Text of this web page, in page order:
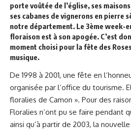
porte voûtée de l’église, ses
ses cabanes de vignerons en pierre
notre département. Le 3ème week-
floraison est à son apogée. C’est
moment choisi pour la fête des
musique.
De 1998 à 2001, une fête en
organisée par l’office du tourisme.
floralies de Camon ». Pour des
Floralies n’ont pu se faire pendant
ainsi qu’à partir de 2003, la